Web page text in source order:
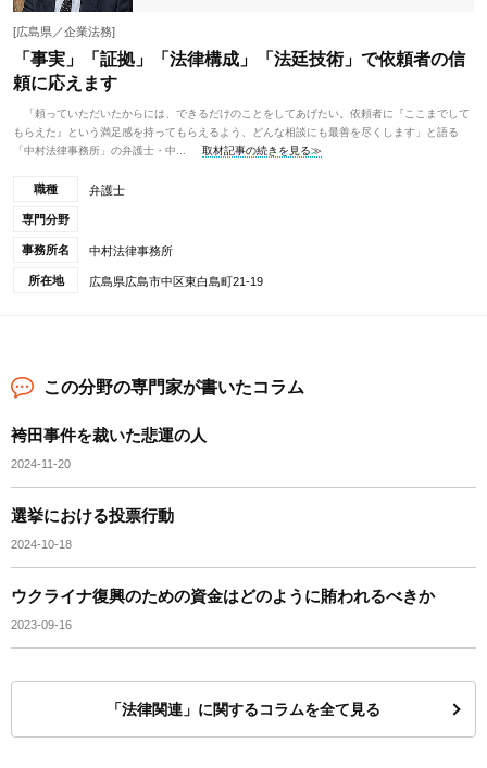
[広島県／企業法務]
「事実」「証拠」「法律構成」「法廷技術」で依頼者の信
頼に応えます
「頼っていただいたからには、できるだけのことをしてあげたい。依頼者に『ここまでして
もらえた』という満足感を持ってもらえるよう、どんな相談にも最善を尽くします」と語る
「中村法律事務所」の弁護士・中...
取材記事の続きを見る≫
職種 弁護士
専門分野
事務所名 中村法律事務所
所在地 広島県広島市中区東白島町21-19
この分野の専門家が書いたコラム
袴田事件を裁いた悲運の人
2024-11-20
選挙における投票行動
2024-10-18
ウクライナ復興のための資金はどのように賄われるべきか
2023-09-16
「法律関連」に関するコラムを全て見る